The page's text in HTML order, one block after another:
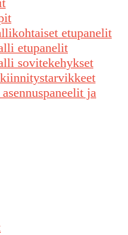
etupanelit
etupanelit
sovitekehykset
ja